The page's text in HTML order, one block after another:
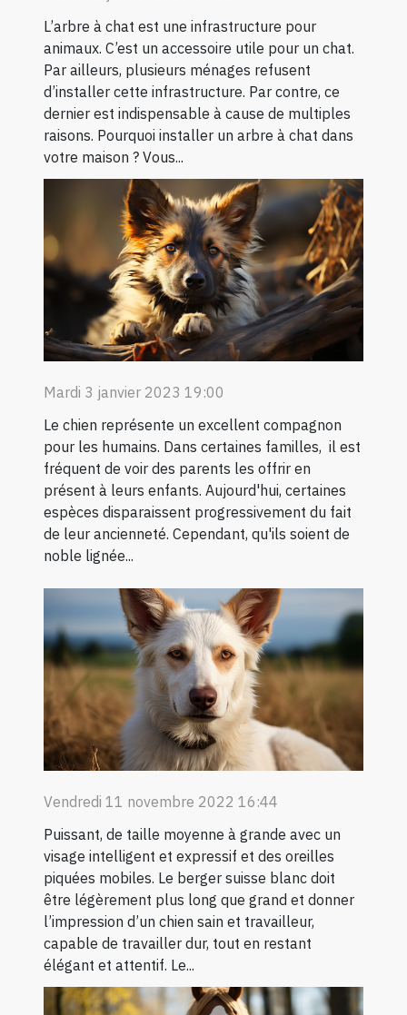
L’arbre à chat est une infrastructure pour
animaux. C’est un accessoire utile pour un chat.
Par ailleurs, plusieurs ménages refusent
d’installer cette infrastructure. Par contre, ce
dernier est indispensable à cause de multiples
raisons. Pourquoi installer un arbre à chat dans
votre maison ? Vous...
Mardi 3 janvier 2023 19:00
Le chien représente un excellent compagnon
pour les humains. Dans certaines familles, il est
fréquent de voir des parents les offrir en
présent à leurs enfants. Aujourd'hui, certaines
espèces disparaissent progressivement du fait
de leur ancienneté. Cependant, qu'ils soient de
noble lignée...
Vendredi 11 novembre 2022 16:44
Puissant, de taille moyenne à grande avec un
visage intelligent et expressif et des oreilles
piquées mobiles. Le berger suisse blanc doit
être légèrement plus long que grand et donner
l’impression d’un chien sain et travailleur,
capable de travailler dur, tout en restant
élégant et attentif. Le...